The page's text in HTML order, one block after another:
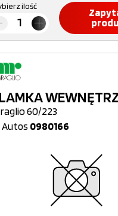
ilość
60/223
Autos 0980166